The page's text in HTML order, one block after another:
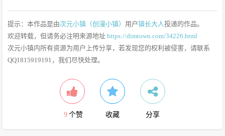
提示：本作品是由次元小镇（创漫小镇） 用户镇长大人投递的作品。
欢迎转载，但请务必注明来源地址 https://dimtown.com/34226.html
次元小镇内所有资源为用户上传分享，若发现您的权利被侵害，请联系
QQ1815919191，我们尽快处理。
9 个赞 收藏 分享